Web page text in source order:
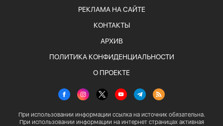
РЕКЛАМА НА САЙТЕ
КОНТАКТЫ
АРХИВ
ПОЛИТИКА КОНФИДЕНЦИАЛЬНОСТИ
О ПРОЕКТЕ
При использовании информации ссылка на источник обязательна.
При использовании информации на интернет страницах активная